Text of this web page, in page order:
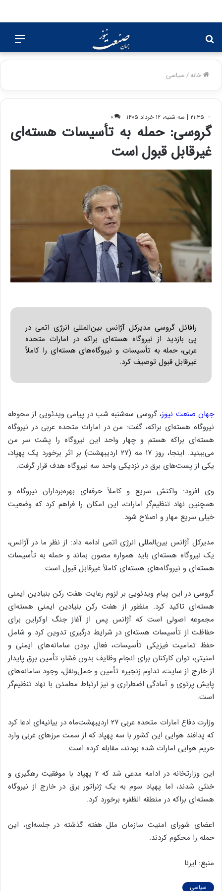
برای
خانه/سیاسی
۲۱:۳۵ | سه شنبه، ۱۲ خرداد ۱۴۰۵ ۰
گروسی: حمله به تأسیسات هسته‌ای
غیرقابل قبول است
رافائل گروسی مدیرکل آژانس بین‌المللی انرژی اتمی در
پی بازدید از نیروگاه هسته‌ای براکه در امارات متحده
عربی، حمله به تأسیسات و نیروگاه‌های هسته‌ای را کاملاً
غیرقابل قبول توصیف کرد.
جهان صنعت نیوز، گروسی سه‌شنبه شب در پیامی ویدئویی از محوطه
نیروگاه هسته‌ای براکه، گفت: من در امارات متحده عربی در نیروگاه
هسته‌ای براکه هستم و چهار واحد این نیروگاه را پشت سر من
می‌بینید. اینجا، روز ۱۷ مه (۲۷ اردیبهشت) بر اثر برخورد یک پهپاد،
یکی از پست‌های برق در نزدیکی واحد سه نیروگاه هدف قرار گرفت.
وی افزود: واکنش سریع و کاملاً حرفه‌ای بهره‌برداران نیروگاه و
همچنین نهاد تنظیم‌گر امارات، این امکان را فراهم کرد که وضعیت
خیلی سریع مهار و اصلاح شود.
مدیرکل آژانس بین‌المللی انرژی اتمی ادامه داد: از نظر ما در آژانس،
یک نیروگاه هسته‌ای باید همواره مصون بماند و حمله به تأسیسات
هسته‌ای و نیروگاه‌های هسته‌ای کاملاً غیرقابل قبول است.
گروسی در این پیام ویدئویی بر لزوم رعایت هفت رکن بنیادین ایمنی
هسته‌ای تاکید کرد. منظور از هفت رکن بنیادین ایمنی هسته‌ای
مجموعه اصولی است که آژانس پس از آغاز جنگ اوکراین برای
حفاظت از تأسیسات هسته‌ای در شرایط درگیری تدوین کرد و شامل
حفظ تمامیت فیزیکی تأسیسات، فعال بودن سامانه‌های ایمنی و
امنیتی، توان کارکنان برای انجام وظایف بدون فشار، تأمین برق پایدار
از خارج از سایت، تداوم زنجیره تأمین و حمل‌ونقل، وجود سامانه‌های
پایش پرتوی و آمادگی اضطراری و نیز ارتباط مطمئن با نهاد تنظیم‌گر
است.
وزارت دفاع امارات متحده عربی ۲۷ اردیبهشت‌ماه در بیانیه‌ای ادعا کرد
که پدافند هوایی این کشور با سه پهپاد که از سمت مرزهای غربی وارد
حریم هوایی امارات شده بودند، مقابله کرده است.
این وزارتخانه در ادامه مدعی شد که ۲ پهپاد با موفقیت رهگیری و
خنثی شدند، اما پهپاد سوم به یک ژنراتور برق در خارج از نیروگاه
هسته‌ای براکه در منطقه الظفره برخورد کرد.
اعضای شورای امنیت سازمان ملل هفته گذشته در جلسه‌ای، این
حمله را محکوم کردند.
منبع: ایرنا
سیاسی